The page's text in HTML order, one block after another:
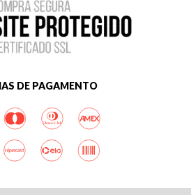
DE PAGAMENTO